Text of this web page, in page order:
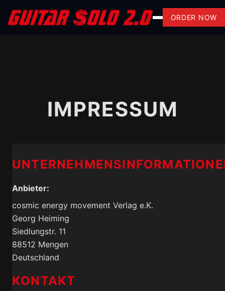
ORDER NOW
IMPRESSUM
Anbieter:
cosmic energy movement Verlag e.K.
Georg Heiming
Siedlungstr. 11
88512 Mengen
Deutschland
KONTAKT